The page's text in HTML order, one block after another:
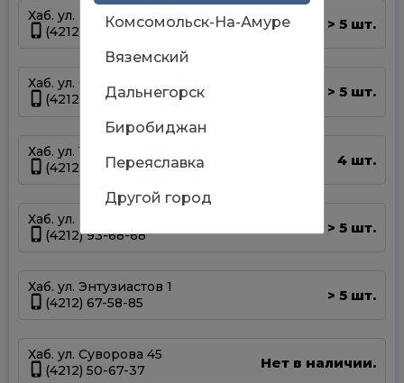
Хаб. ул. Панфиловцев 14Б
(4212) 63-22-47
> 5 шт.
Хаб. ул. Серышева 34
(4212) 47-44-66
> 5 шт.
Хаб. ул. Тихоокеанская 170
(4212) 67-13-31
4 шт.
Хаб. ул. Шелеста 83
(4212) 93-68-68
> 5 шт.
Хаб. ул. Энтузиастов 1
(4212) 67-58-85
> 5 шт.
Хаб. ул. Суворова 45
(4212) 50-67-37
Нет в наличии.
Комсомольск-На-Амуре
Вяземский
Дальнегорск
Биробиджан
Переяславка
Другой город